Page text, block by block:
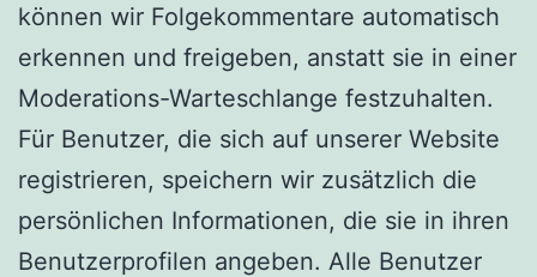
können wir Folgekommentare automatisch
erkennen und freigeben, anstatt sie in einer
Moderations-Warteschlange festzuhalten.
Für Benutzer, die sich auf unserer Website
registrieren, speichern wir zusätzlich die
persönlichen Informationen, die sie in ihren
Benutzerprofilen angeben. Alle Benutzer